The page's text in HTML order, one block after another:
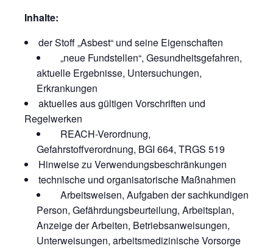
Inhalte:
der Stoff „Asbest“ und seine Eigenschaften
„neue Fundstellen“, Gesundheitsgefahren,
aktuelle Ergebnisse, Untersuchungen,
Erkrankungen
aktuelles aus gültigen Vorschriften und
Regelwerken
REACH-Verordnung,
Gefahrstoffverordnung, BGI 664, TRGS 519
Hinweise zu Verwendungsbeschränkungen
technische und organisatorische Maßnahmen
Arbeitsweisen, Aufgaben der sachkundigen
Person, Gefährdungsbeurteilung, Arbeitsplan,
Anzeige der Arbeiten, Betriebsanweisungen,
Unterweisungen, arbeitsmedizinische Vorsorge